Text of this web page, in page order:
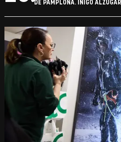
DE PAMPLONA. IÑIGO